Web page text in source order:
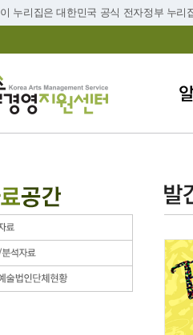
이 누리집은 대한민국 공식 전자정부 누리